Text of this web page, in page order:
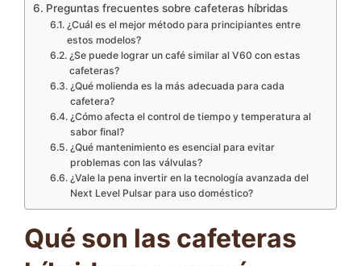
Preguntas frecuentes sobre cafeteras híbridas
¿Cuál es el mejor método para principiantes entre
estos modelos?
¿Se puede lograr un café similar al V60 con estas
cafeteras?
¿Qué molienda es la más adecuada para cada
cafetera?
¿Cómo afecta el control de tiempo y temperatura al
sabor final?
¿Qué mantenimiento es esencial para evitar
problemas con las válvulas?
¿Vale la pena invertir en la tecnología avanzada del
Next Level Pulsar para uso doméstico?
Qué son las cafeteras